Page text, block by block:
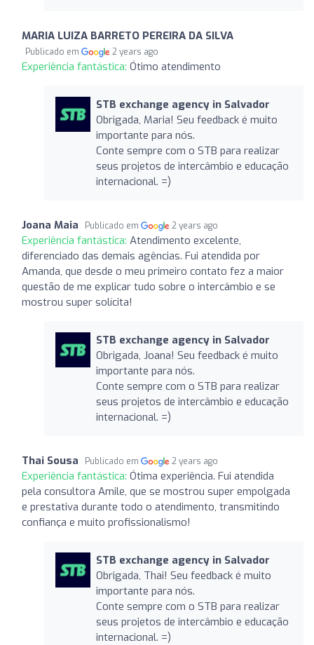
MARIA LUIZA BARRETO PEREIRA DA SILVA
Publicado em 2 years ago
Experiência fantástica: Ótimo atendimento
STB exchange agency in Salvador
Obrigada, Maria! Seu feedback é muito
importante para nós.
Conte sempre com o STB para realizar
seus projetos de intercâmbio e educação
internacional. =)
Joana Maia Publicado em 2 years ago
Experiência fantástica: Atendimento excelente,
diferenciado das demais agências. Fui atendida por
Amanda, que desde o meu primeiro contato fez a maior
questão de me explicar tudo sobre o intercâmbio e se
mostrou super solícita!
STB exchange agency in Salvador
Obrigada, Joana! Seu feedback é muito
importante para nós.
Conte sempre com o STB para realizar
seus projetos de intercâmbio e educação
internacional. =)
Thai Sousa Publicado em 2 years ago
Experiência fantástica: Ótima experiência. Fui atendida
pela consultora Amile, que se mostrou super empolgada
e prestativa durante todo o atendimento, transmitindo
confiança e muito profissionalismo!
STB exchange agency in Salvador
Obrigada, Thai! Seu feedback é muito
importante para nós.
Conte sempre com o STB para realizar
seus projetos de intercâmbio e educação
internacional. =)